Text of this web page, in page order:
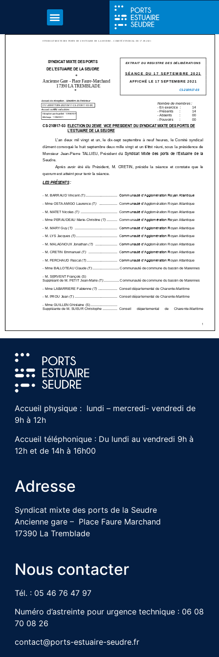
Accueil physique : lundi – mercredi- vendredi de
9h à 12h
Accueil téléphonique : Du lundi au vendredi 9h à
12h et de 14h à 16h00
Adresse
Syndicat mixte des ports de la Seudre
Ancienne gare – Place Faure Marchand
17390 La Tremblade
Nous contacter
Tél. : 05 46 76 47 97
Numéro d’astreinte pour urgence technique : 06 08
70 08 26
contact@ports-estuaire-seudre.fr